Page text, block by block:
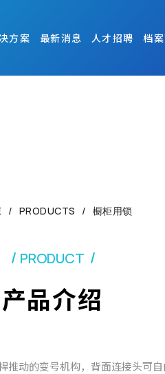
方案 最新消息 人才招聘 档
PRODUCTS 橱柜用锁
PRODUCT
产品介绍
推动的变号机构，背面连接头可